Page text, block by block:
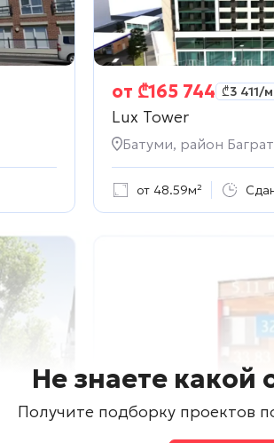
от ₾165 744 ₾3 411/
Lux Tower
Батуми, район
от 48.59м²
Не знаете какой
Получите подборку проектов